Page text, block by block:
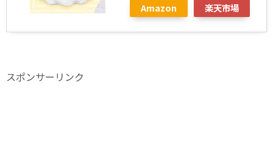
Amazon 楽天市場
スポンサーリンク